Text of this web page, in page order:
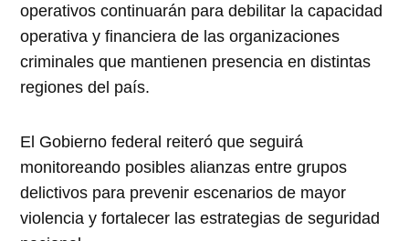
operativos continuarán para debilitar la capacidad
operativa y financiera de las organizaciones
criminales que mantienen presencia en distintas
regiones del país.
El Gobierno federal reiteró que seguirá
monitoreando posibles alianzas entre grupos
delictivos para prevenir escenarios de mayor
violencia y fortalecer las estrategias de seguridad